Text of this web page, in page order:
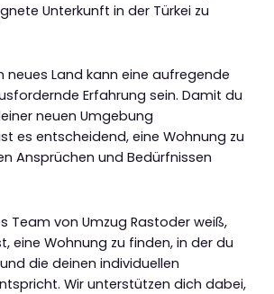
Unterkunft in der Türkei zu
neues Land kann eine aufregende
Erfahrung sein. Damit du
neuen Umgebung
es entscheidend, eine Wohnung zu
Ansprüchen und Bedürfnissen
Team von Umzug Rastoder weiß,
eine Wohnung zu finden, in der du
die deinen individuellen
Wir unterstützen dich dabei,